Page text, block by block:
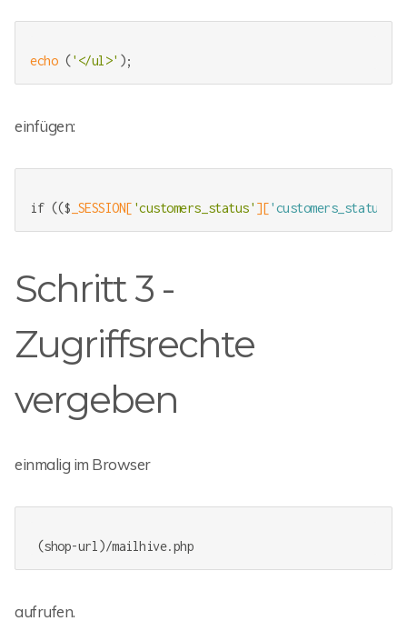
echo ('</ul>'
einfügen:
if (($ _SESSION[ 'customers_status' ][
Schritt 3 -
Zugriffsrechte
vergeben
einmalig im Browser
aufrufen.